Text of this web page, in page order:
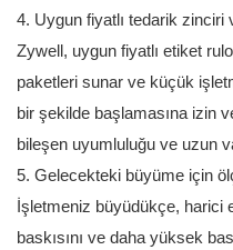
4. Uygun fiyatlı tedarik zinciri
Zywell, uygun fiyatlı etiket
paketleri sunar ve küçük
bir şekilde başlamasına izin
bileşen uyumluluğu ve uzun
5. Gelecekteki büyüme için
İşletmeniz büyüdükçe, harici
baskısını ve daha yüksek